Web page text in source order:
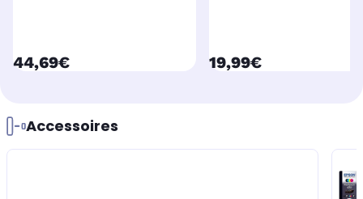
currentPrice
44,69€ currentPrice
19,99€
Accessoires